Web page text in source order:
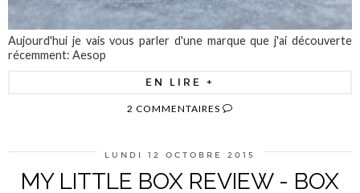
Aujourd'hui je vais vous parler d'une marque que j'ai découverte
récemment: Aesop
EN LIRE +
2 COMMENTAIRES
LUNDI 12 OCTOBRE 2015
MY LITTLE BOX REVIEW - BOX